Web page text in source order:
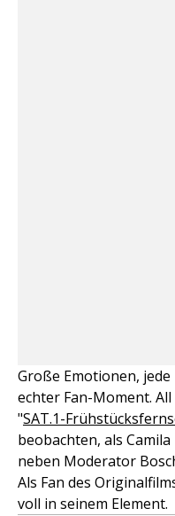
Große Emotionen,
echter Fan-Moment.
"SAT.1-
beobachten, als
neben Moderator
Als Fan des
voll in seinem Element.